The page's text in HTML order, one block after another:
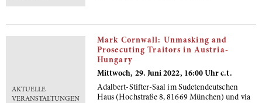
AKTUELLE
VERANSTALTUNGEN
Mark Cornwall: Unmasking and
Prosecuting Traitors in Austria-
Hungary
Mittwoch, 29. Juni 2022, 16:00 Uhr c.t.
Adalbert-Stifter-Saal im Sudetendeutschen
Haus (Hochstraße 8, 81669 München) und via